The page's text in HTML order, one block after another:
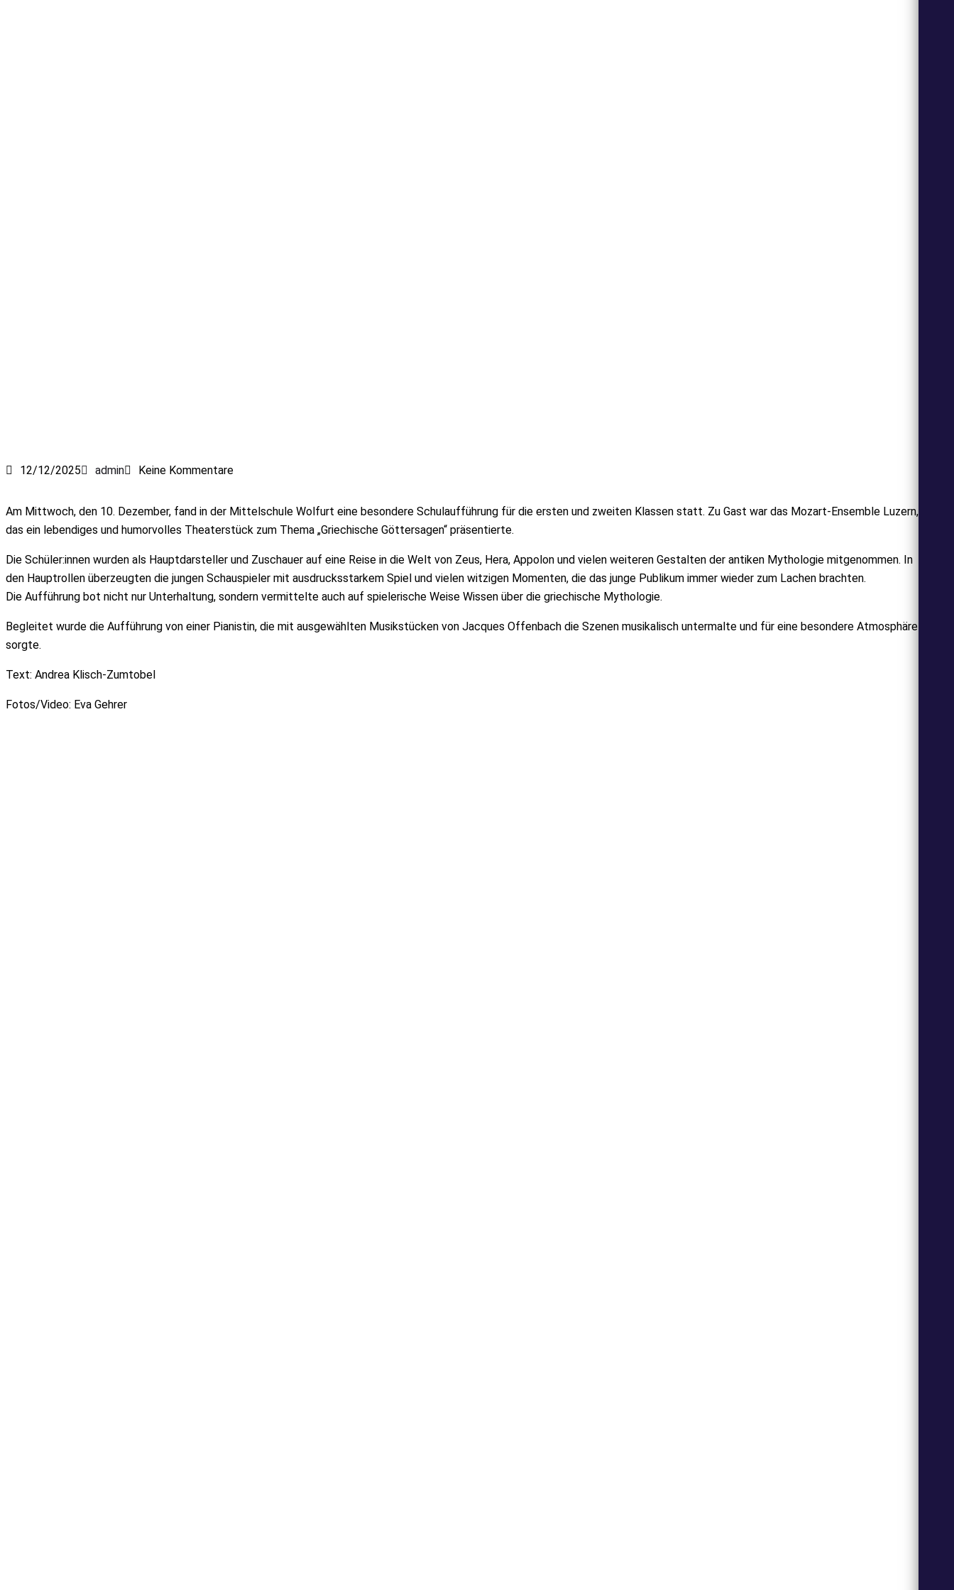
12/12/2025 admin Keine Kommentare
Am Mittwoch, den 10. Dezember, fand in der Mittelschule Wolfurt eine besondere Schulaufführung für die ersten und zweiten Klassen statt. Zu Gast war das Mozart-Ensemble Luzern,
das ein lebendiges und humorvolles Theaterstück zum Thema „Griechische Göttersagen“ präsentierte.
Die Schüler:innen wurden als Hauptdarsteller und Zuschauer auf eine Reise in die Welt von Zeus, Hera, Appolon und vielen weiteren Gestalten der antiken Mythologie mitgenommen. In
den Hauptrollen überzeugten die jungen Schauspieler mit ausdrucksstarkem Spiel und vielen witzigen Momenten, die das junge Publikum immer wieder zum Lachen brachten.
Die Aufführung bot nicht nur Unterhaltung, sondern vermittelte auch auf spielerische Weise Wissen über die griechische Mythologie.
Begleitet wurde die Aufführung von einer Pianistin, die mit ausgewählten Musikstücken von Jacques Offenbach die Szenen musikalisch untermalte und für eine besondere Atmosphäre
sorgte.
Text: Andrea Klisch-Zumtobel
Fotos/Video: Eva Gehrer